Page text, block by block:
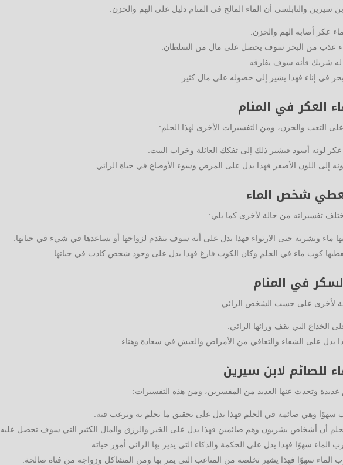
سيرين والنابلسي أن الماء المالح في المنام دليل على الهم والحزن.
عكر أصابه الهم والحزن.
عذب من البحر سوف يحصل على مال من السلطان.
شريك فأنه سوف يفارقه.
في إناء فهذا يشير إلى حصوله على مال كثير.
العكر في المنام
التعب والحزن، ومن التفسيرات الأخرى لهذا الحلم:
لونه أسود فيشير ذلك إلى تفكك العائلة وخراب البيت.
إلى اللون الأصفر فهذا يدل على المرض وسوء الأوضاع في حياة الرائي.
شخص الماء
تفسيراته من حالة لأخرى كما يلي:
ماء وتشربه حتى الارتواء فهذا يدل على أنه سوف يتقدم لزواجها أو يساعدها في شيء في حياتها.
كوب ماء في الحلم وكان الكوب فارغ فهذا يدل على وجود شخص كاذب في حياتها.
في المنام
لأخرى على حسب الشخص الرائي.
الخداع التي يقف ورائها الرائي.
يدل على الشفاء والتعافي من الأمراض والعيش في سعادة وهناء.
للصائم لابن سيرين
وتحدث عنها العديد من المفسرين، ومن هذه التفسيرات:
سهوًا وهي صائمة في الحلم فهذا يدل على تحقيق ما تحلم به وترغب فيه.
أن أشخاص يشربون وهم صائمين فهذا يدل على الخير والرزق والمال الكثير التي سوف تحصل عليه.
سهوًا فهذا يدل على الحكمة والذكاء التي يدير بها الرائي أمور حياته.
الماء سهوًا فهذا يشير تخلصه من المتاعب التي يمر بها ومن المشاكل وزواجه من فتاة صالحة.